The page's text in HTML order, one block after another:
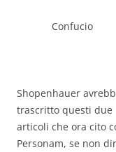
Confucio
Shopenhauer
trascritto questi due
articoli che ora cito
Personam, se non